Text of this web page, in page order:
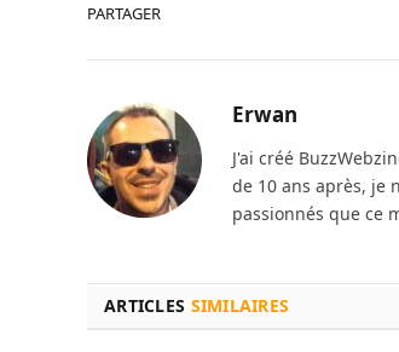
PARTAGER
Erwan
J'ai créé
de 10 ans après, je
passionnés que ce
ARTICLES SIMILAIRES